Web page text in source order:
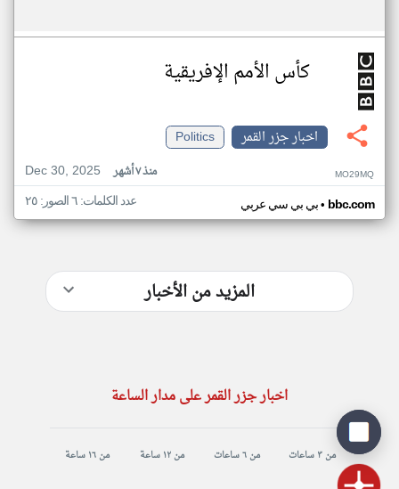
كأس الأمم الإفريقية
اخبار جزر القمر
Politics
Dec 30, 2025
منذ ٧ أشهر MO29MQ
بي بي سي عربي• bbc.com عدد الكلمات: ٦ الصور: ٢٥
المزيد من الأخبار
اخبار جزر القمر على مدار الساعة
من ٣ ساعات من ٦ ساعات من ١٢ ساعة من ١٦ ساعة